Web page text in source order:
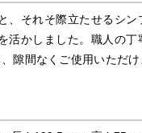
、それそ際立たせるシ
活かしました。職人の
隙間なくご使用いただけ